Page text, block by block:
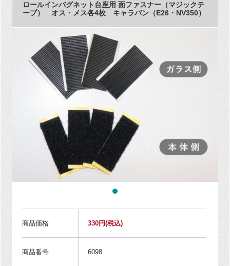
ロールインバグネット台座用 面ファスナー（マジックテ
ープ） オス・メス各4枚 キャラバン（E26・NV350）
商品価格 330円(税込)
商品番号 6098